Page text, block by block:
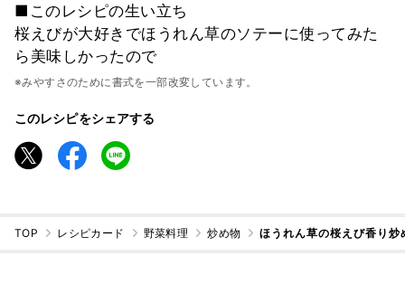
■このレシピの生い立ち
桜えびが大好きでほうれん草のソテーに使ってみた
ら美味しかったので
※みやすさのために書式を一部改変しています。
このレシピをシェアする
TOP レシピカード 野菜料理 炒め物 ほうれん草の桜えび香り